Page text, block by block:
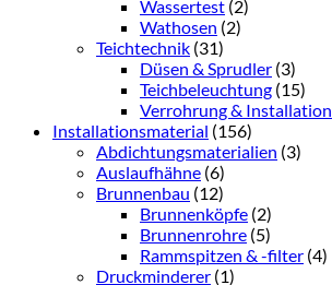
Wassertest (2)
Wathosen (2)
Teichtechnik (31)
Düsen & Sprudler (3)
Teichbeleuchtung (15)
Verrohrung & Installation
Installationsmaterial (156)
Abdichtungsmaterialien (3)
Auslaufhähne (6)
Brunnenbau (12)
Brunnenköpfe (2)
Brunnenrohre (5)
Rammspitzen & -filter (4)
Druckminderer (1)